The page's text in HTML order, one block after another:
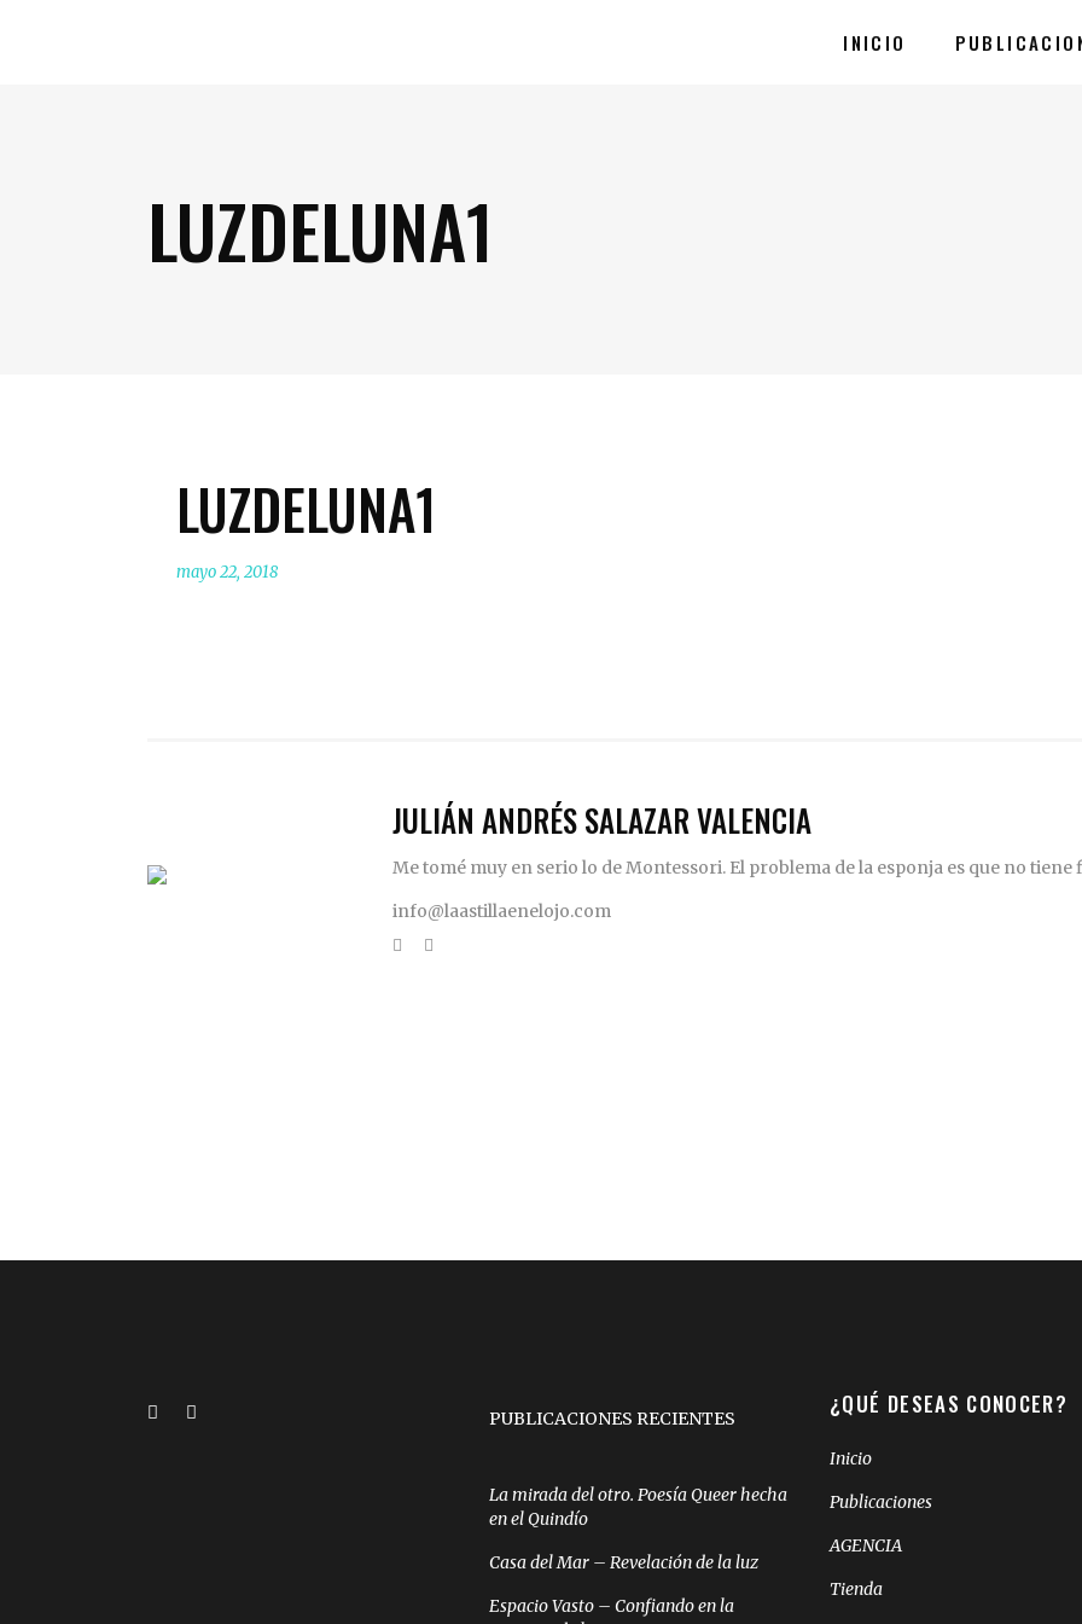
INICIO
LUZDELUNA1
LUZDELUNA1
mayo 22, 2018
JULIÁN ANDRÉS SALAZAR VALENCIA
Me tomé muy en serio lo de Montessori. El problema de la esponja es que no tiene
info@laastillaenelojo.com
PUBLICACIONES RECIENTES
La mirada del otro. Poesía Queer hecha
en el Quindío
Casa del Mar – Revelación de la luz
Espacio Vasto – Confiando en la
¿QUÉ DESEAS CONOCER?
Inicio
Publicaciones
AGENCIA
Tienda